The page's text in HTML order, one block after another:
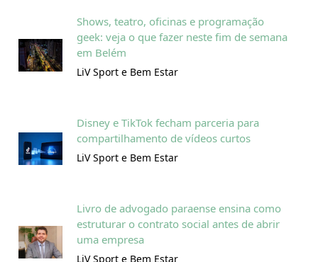
Shows, teatro, oficinas e programação
geek: veja o que fazer neste fim de semana
em Belém
LiV Sport e Bem Estar
Disney e TikTok fecham parceria para
compartilhamento de vídeos curtos
LiV Sport e Bem Estar
Livro de advogado paraense ensina como
estruturar o contrato social antes de abrir
uma empresa
LiV Sport e Bem Estar